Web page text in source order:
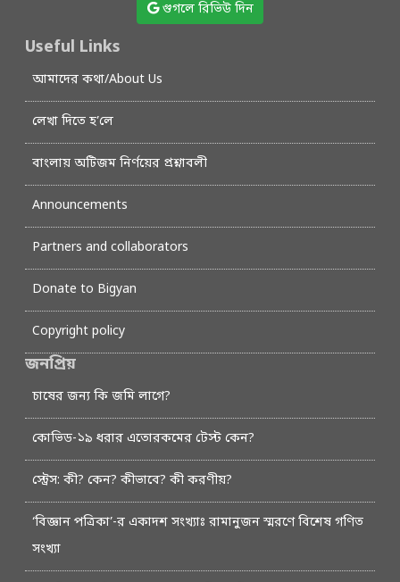
গুগলে রিভিউ দিন
Useful Links
আমাদের কথা/About Us
লেখা দিতে হ’লে
বাংলায় অটিজম নির্ণয়ের প্রশ্নাবলী
Announcements
Partners and collaborators
Donate to Bigyan
Copyright policy
জনপ্রিয়
চাষের জন্য কি জমি লাগে?
কোভিড-১৯ ধরার এতোরকমের টেস্ট কেন?
স্ট্রেস: কী? কেন? কীভাবে? কী করণীয়?
‘বিজ্ঞান পত্রিকা’-র একাদশ সংখ্যাঃ রামানুজন স্মরণে বিশেষ গণিত
সংখ্যা